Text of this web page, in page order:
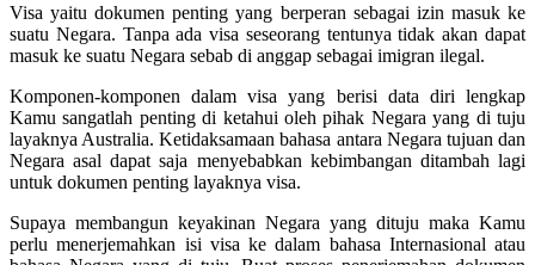
Visa yaitu dokumen penting yang berperan sebagai izin masuk ke
suatu Negara. Tanpa ada visa seseorang tentunya tidak akan dapat
masuk ke suatu Negara sebab di anggap sebagai imigran ilegal.
Komponen-komponen dalam visa yang berisi data diri lengkap
Kamu sangatlah penting di ketahui oleh pihak Negara yang di tuju
layaknya Australia. Ketidaksamaan bahasa antara Negara tujuan dan
Negara asal dapat saja menyebabkan kebimbangan ditambah lagi
untuk dokumen penting layaknya visa.
Supaya membangun keyakinan Negara yang dituju maka Kamu
perlu menerjemahkan isi visa ke dalam bahasa Internasional atau